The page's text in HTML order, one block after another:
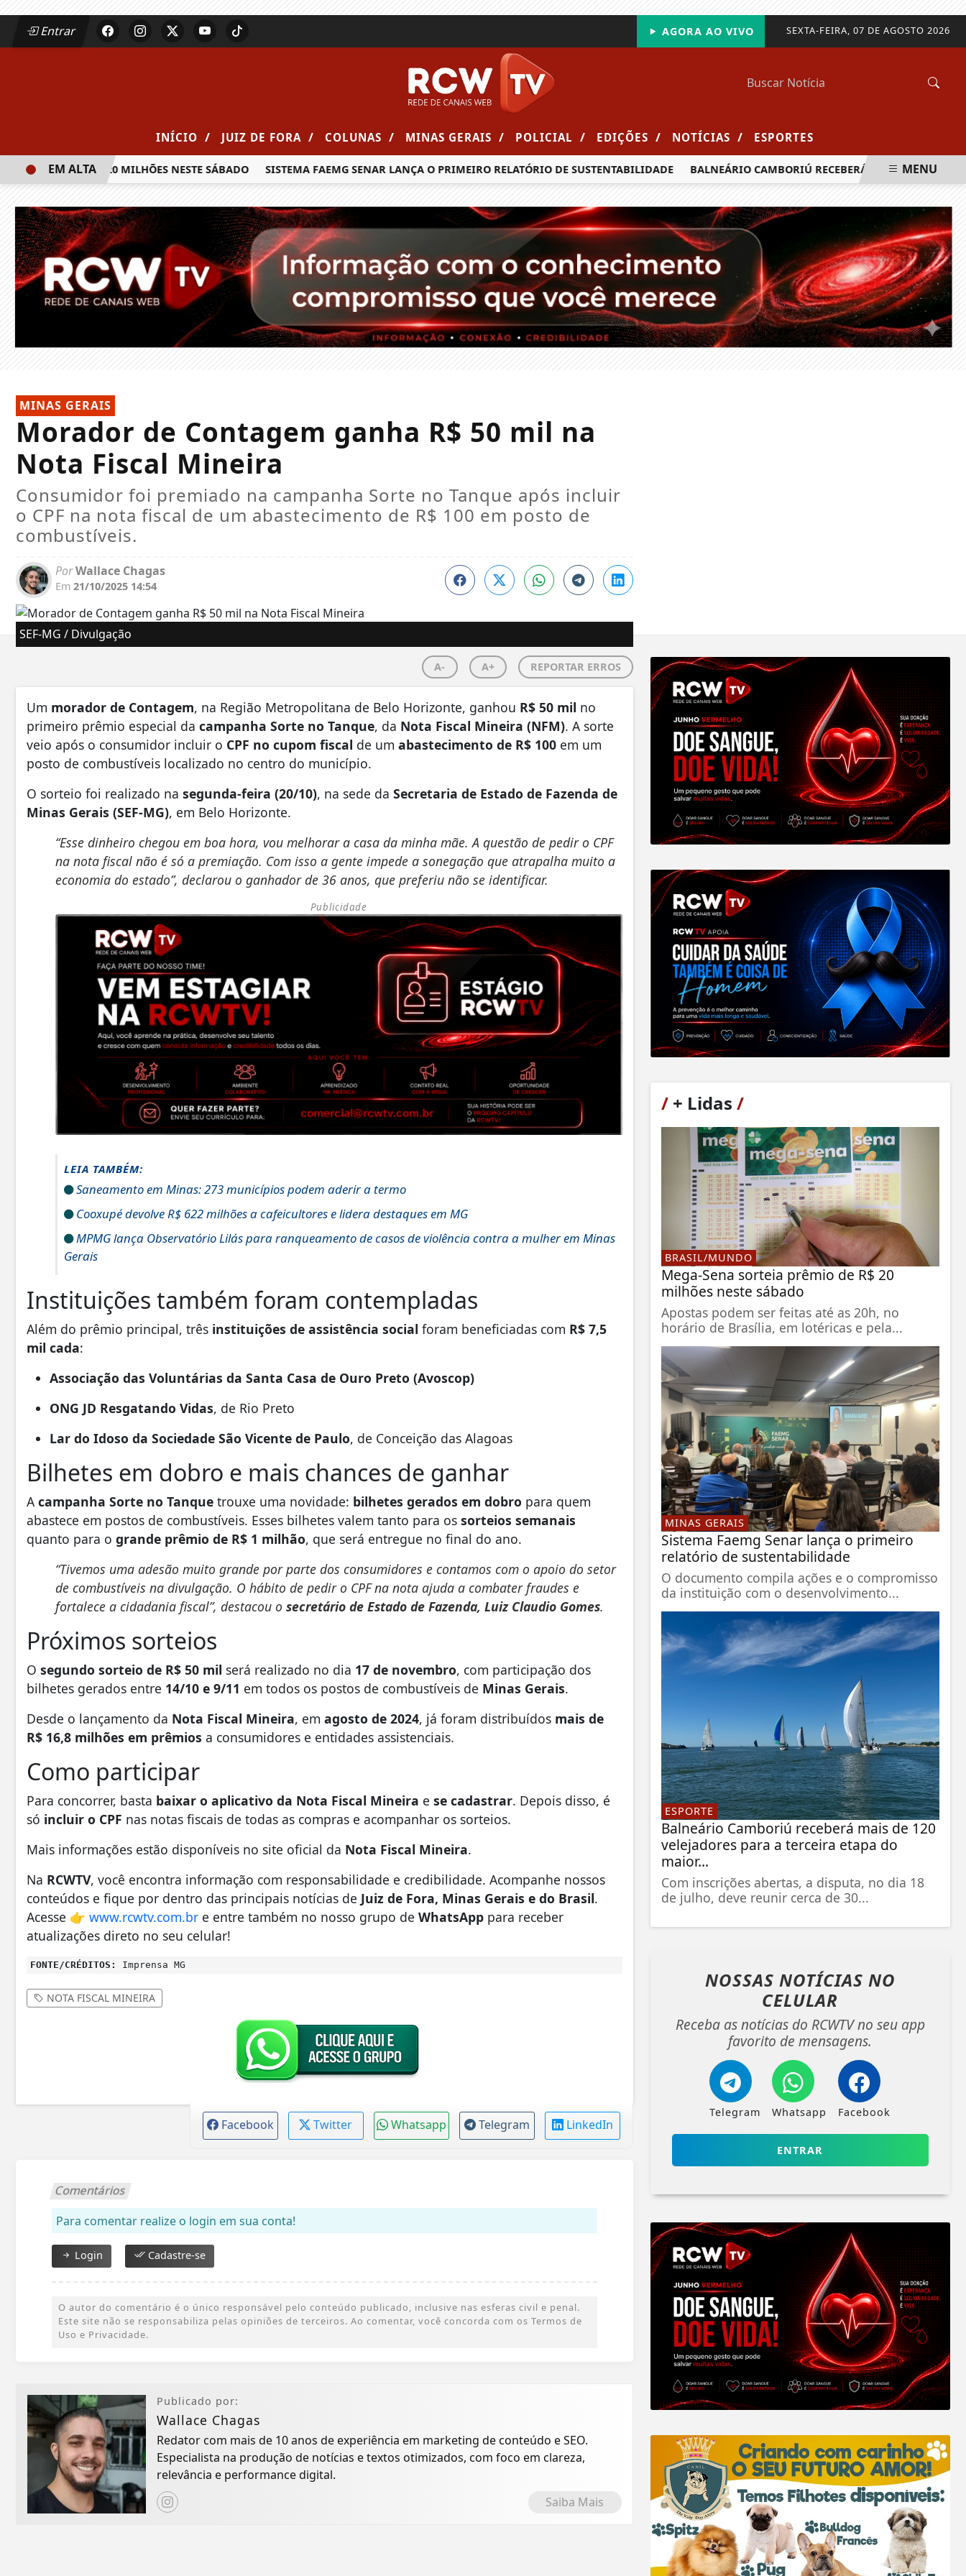
Entrar SEXTA-FEIRA, 07 DE AGOSTO 2026
AGORA AO VIVO
INÍCIO / JUIZ DE FORA / COLUNAS / MINAS GERAIS / POLICIAL / EDIÇÕES / NOTÍCIAS / ESPORTES
PRÊMIO DE R$ 20 MILHÕES NESTE SÁBADO SISTEMA FAEMG SENAR LANÇA O PRIMEIRO RELATÓRIO DE SUSTENTABILIDADE BALNEÁRIO CAMBORIÚ RECEBERÁ MAIS DE 120
EM ALTA MENU
MINAS GERAIS
Morador de Contagem ganha R$ 50 mil na
Nota Fiscal Mineira
Consumidor foi premiado na campanha Sorte no Tanque após incluir
o CPF na nota fiscal de um abastecimento de R$ 100 em posto de
combustíveis.
PorWallace Chagas
Em 21/10/2025 14:54
SEF-MG / Divulgação
A- A+ REPORTAR ERROS
Um morador de Contagem, na Região Metropolitana de Belo Horizonte, ganhou R$ 50 mil no
primeiro prêmio especial da campanha Sorte no Tanque, da Nota Fiscal Mineira (NFM). A sorte
veio após o consumidor incluir o CPF no cupom fiscal de um abastecimento de R$ 100 em um
posto de combustíveis localizado no centro do município.
O sorteio foi realizado na segunda-feira (20/10), na sede da Secretaria de Estado de Fazenda de
Minas Gerais (SEF-MG), em Belo Horizonte.
“Esse dinheiro chegou em boa hora, vou melhorar a casa da minha mãe. A questão de pedir o CPF
na nota fiscal não é só a premiação. Com isso a gente impede a sonegação que atrapalha muito a
economia do estado”, declarou o ganhador de 36 anos, que preferiu não se identificar.
Publicidade
LEIA TAMBÉM:
Saneamento em Minas: 273 municípios podem aderir a termo
Cooxupé devolve R$ 622 milhões a cafeicultores e lidera destaques em MG
MPMG lança Observatório Lilás para ranqueamento de casos de violência contra a mulher em Minas
Gerais
Instituições também foram contempladas
Além do prêmio principal, três instituições de assistência social foram beneficiadas com R$ 7,5
mil cada:
Associação das Voluntárias da Santa Casa de Ouro Preto (Avoscop)
ONG JD Resgatando Vidas, de Rio Preto
Lar do Idoso da Sociedade São Vicente de Paulo, de Conceição das Alagoas
Bilhetes em dobro e mais chances de ganhar
A campanha Sorte no Tanque trouxe uma novidade: bilhetes gerados em dobro para quem
abastece em postos de combustíveis. Esses bilhetes valem tanto para os sorteios semanais
quanto para o grande prêmio de R$ 1 milhão, que será entregue no final do ano.
“Tivemos uma adesão muito grande por parte dos consumidores e contamos com o apoio do setor
de combustíveis na divulgação. O hábito de pedir o CPF na nota ajuda a combater fraudes e
fortalece a cidadania fiscal”, destacou o secretário de Estado de Fazenda, Luiz Claudio Gomes.
Próximos sorteios
O segundo sorteio de R$ 50 mil será realizado no dia 17 de novembro, com participação dos
bilhetes gerados entre 14/10 e 9/11 em todos os postos de combustíveis de Minas Gerais.
Desde o lançamento da Nota Fiscal Mineira, em agosto de 2024, já foram distribuídos mais de
R$ 16,8 milhões em prêmios a consumidores e entidades assistenciais.
Como participar
Para concorrer, basta baixar o aplicativo da Nota Fiscal Mineira e se cadastrar. Depois disso, é
só incluir o CPF nas notas fiscais de todas as compras e acompanhar os sorteios.
Mais informações estão disponíveis no site oficial da Nota Fiscal Mineira.
Na RCWTV, você encontra informação com responsabilidade e credibilidade. Acompanhe nossos
conteúdos e fique por dentro das principais notícias de Juiz de Fora, Minas Gerais e do Brasil.
Acesse 👉 www.rcwtv.com.br e entre também no nosso grupo de WhatsApp para receber
atualizações direto no seu celular!
FONTE/CRÉDITOS: Imprensa MG
NOTA FISCAL MINEIRA
Facebook Twitter Whatsapp Telegram LinkedIn
Comentários
Para comentar realize o login em sua conta!
Login Cadastre-se
O autor do comentário é o único responsável pelo conteúdo publicado, inclusive nas esferas civil e penal.
Este site não se responsabiliza pelas opiniões de terceiros. Ao comentar, você concorda com os Termos de
Uso e Privacidade.
Publicado por:
Wallace Chagas
Redator com mais de 10 anos de experiência em marketing de conteúdo e SEO.
Especialista na produção de notícias e textos otimizados, com foco em clareza,
relevância e performance digital.
Saiba Mais
/+ Lidas /
BRASIL/MUNDO
Mega-Sena sorteia prêmio de R$ 20
milhões neste sábado
Apostas podem ser feitas até as 20h, no
horário de Brasília, em lotéricas e pela...
MINAS GERAIS
Sistema Faemg Senar lança o primeiro
relatório de sustentabilidade
O documento compila ações e o compromisso
da instituição com o desenvolvimento...
ESPORTE
Balneário Camboriú receberá mais de 120
velejadores para a terceira etapa do
maior...
Com inscrições abertas, a disputa, no dia 18
de julho, deve reunir cerca de 30...
NOSSAS NOTÍCIAS NO
CELULAR
Receba as notícias do RCWTV no seu app
favorito de mensagens.
Telegram Whatsapp Facebook
ENTRAR